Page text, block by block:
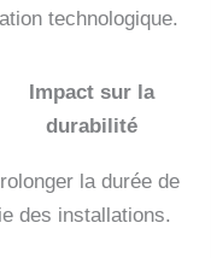
technologique.
Impact sur la
durabilité
la durée de
des installations.